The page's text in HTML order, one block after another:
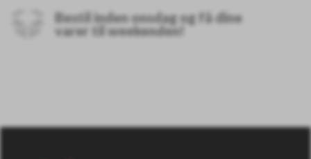
Bestil inden onsdag og få dine
varer til weekenden!